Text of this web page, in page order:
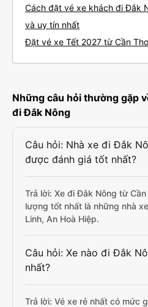
Cách đặt vé xe khách đi Đắk
và uy tín nhất
Đặt vé xe Tết 2027 từ Cần
Những câu hỏi thường gặp
đi Đắk Nông
Câu hỏi: Nhà xe đi Đắk
được đánh giá tốt nhất?
Trả lời: Xe đi Đắk Nông từ
lượng tốt nhất là những nhà
Linh, An Hoà Hiệp.
Câu hỏi: Xe nào đi Đắk
nhất?
Trả lời: Vé xe rẻ nhất có mức